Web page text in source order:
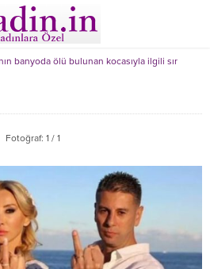
banyoda ölü bulunan kocasıyla ilgili sır
Fotoğraf: 1 / 1